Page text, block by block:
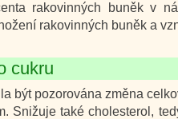
rakovinných buněk v
rakovinných buněk a
cukru
být pozorována změna
Snižuje také cholesterol,